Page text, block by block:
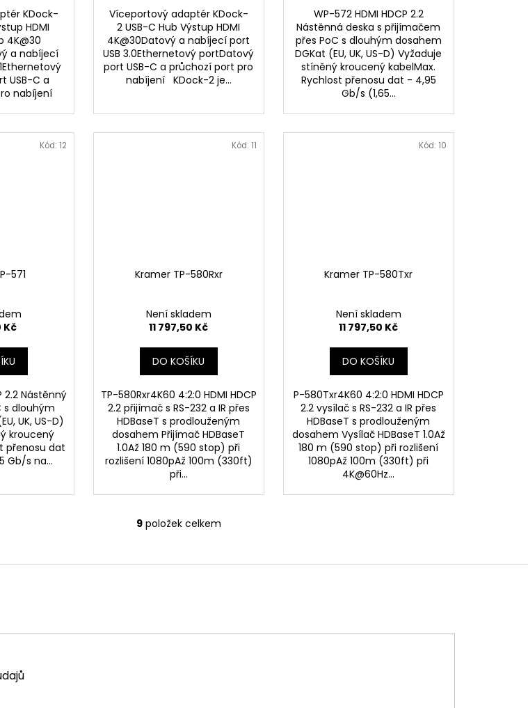
KDock-
HDMI
4K@30
a nabíjecí
USB-C a
nabíjení
Víceportový adaptér KDock-
2 USB-C Hub Výstup HDMI
4K@30Datový a nabíjecí port
USB 3.0Ethernetový portDatový
port USB-C a průchozí port pro
nabíjení KDock-2 je...
WP-572 HDMI HDCP 2.2
Nástěnná deska s přijímačem
přes PoC s dlouhým dosahem
DGKat (EU, UK, US-D) Vyžaduje
stíněný kroucený kabelMax.
Rychlost přenosu dat - 4,95
Gb/s (1,65...
571
Kč
2.2 Nástěnný
s dlouhým
UK, US-D)
kroucený
přenosu dat
Gb/s na...
Kód:12
Kramer TP-580Rxr
Není skladem
11 797,50 Kč
DO KOŠÍKU
TP-580Rxr4K60 4:2:0 HDMI HDCP
2.2 přijímač s RS-232 a IR přes
HDBaseT s prodlouženým
dosahem Přijímač HDBaseT
1.0Až 180 m (590 stop) při
rozlišení 1080pAž 100m (330ft)
při...
Kód: 11
Kramer TP-580Txr
Není skladem
11 797,50 Kč
DO KOŠÍKU
P-580Txr4K60 4:2:0 HDMI HDCP
2.2 vysílač s RS-232 a IR přes
HDBaseT s prodlouženým
dosahem Vysílač HDBaseT 1.0Až
180 m (590 stop) při rozlišení
1080pAž 100m (330ft) při
4K@60Hz...
Kód: 10
O
l
í
9 položek celkem